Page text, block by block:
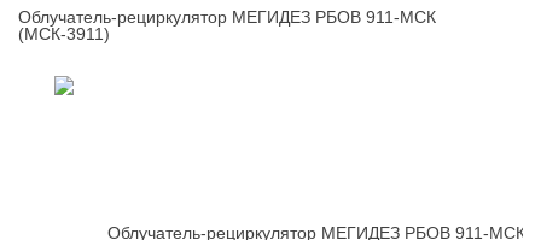
Облучатель-рециркулятор МЕГИДЕЗ РБОВ 911-МСК
(МСК-3911)